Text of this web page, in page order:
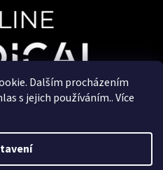
Dalším procházením
s jejich používáním.. Více
. Všechna práva
zajišťuje